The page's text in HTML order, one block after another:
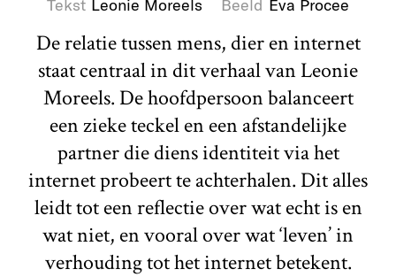
Tekst Leonie Moreels Beeld Eva Procee
De relatie tussen mens, dier en internet
staat centraal in dit verhaal van Leonie
Moreels. De hoofdpersoon balanceert
een zieke teckel en een afstandelijke
partner die diens identiteit via het
internet probeert te achterhalen. Dit alles
leidt tot een reflectie over wat echt is en
wat niet, en vooral over wat ‘leven’ in
verhouding tot het internet betekent.